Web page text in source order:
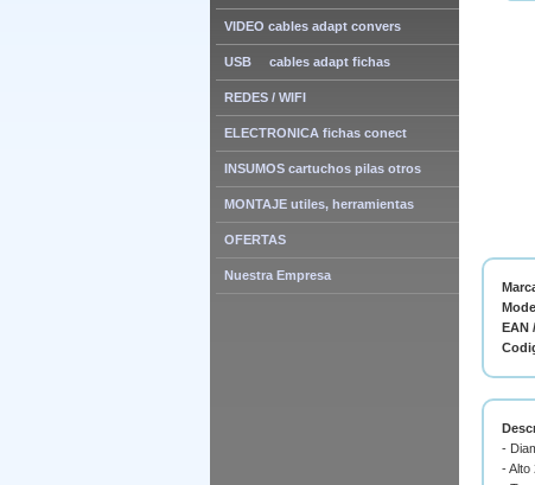
VIDEO cables adapt convers
USB cables adapt fichas
REDES / WIFI
ELECTRONICA fichas conect
INSUMOS cartuchos pilas otros
MONTAJE utiles, herramientas
OFERTAS
Nuestra Empresa
EAN
-
- Alto